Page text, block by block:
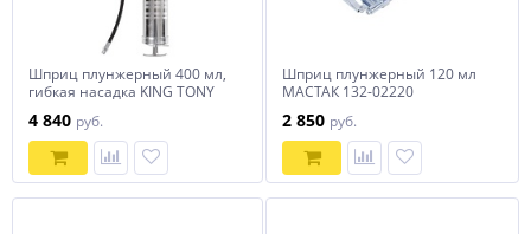
Шприц плунжерный 400 мл,
гибкая насадка KING TONY
4 840 руб.
Шприц плунжерный 120 мл
МАСТАК 132-02220
2 850 руб.